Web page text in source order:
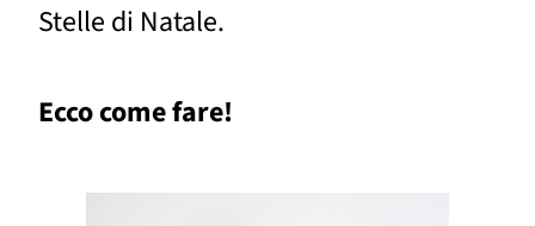
Stelle di Natale.
Ecco come fare!